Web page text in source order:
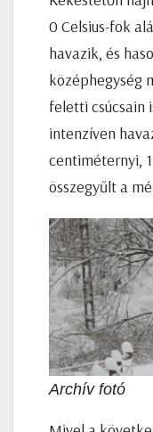
0 Celsius-fok
havazik, és
középhegység
feletti csúcsain
intenzíven
centiméternyi,
összegyűlt a
Archív fotó